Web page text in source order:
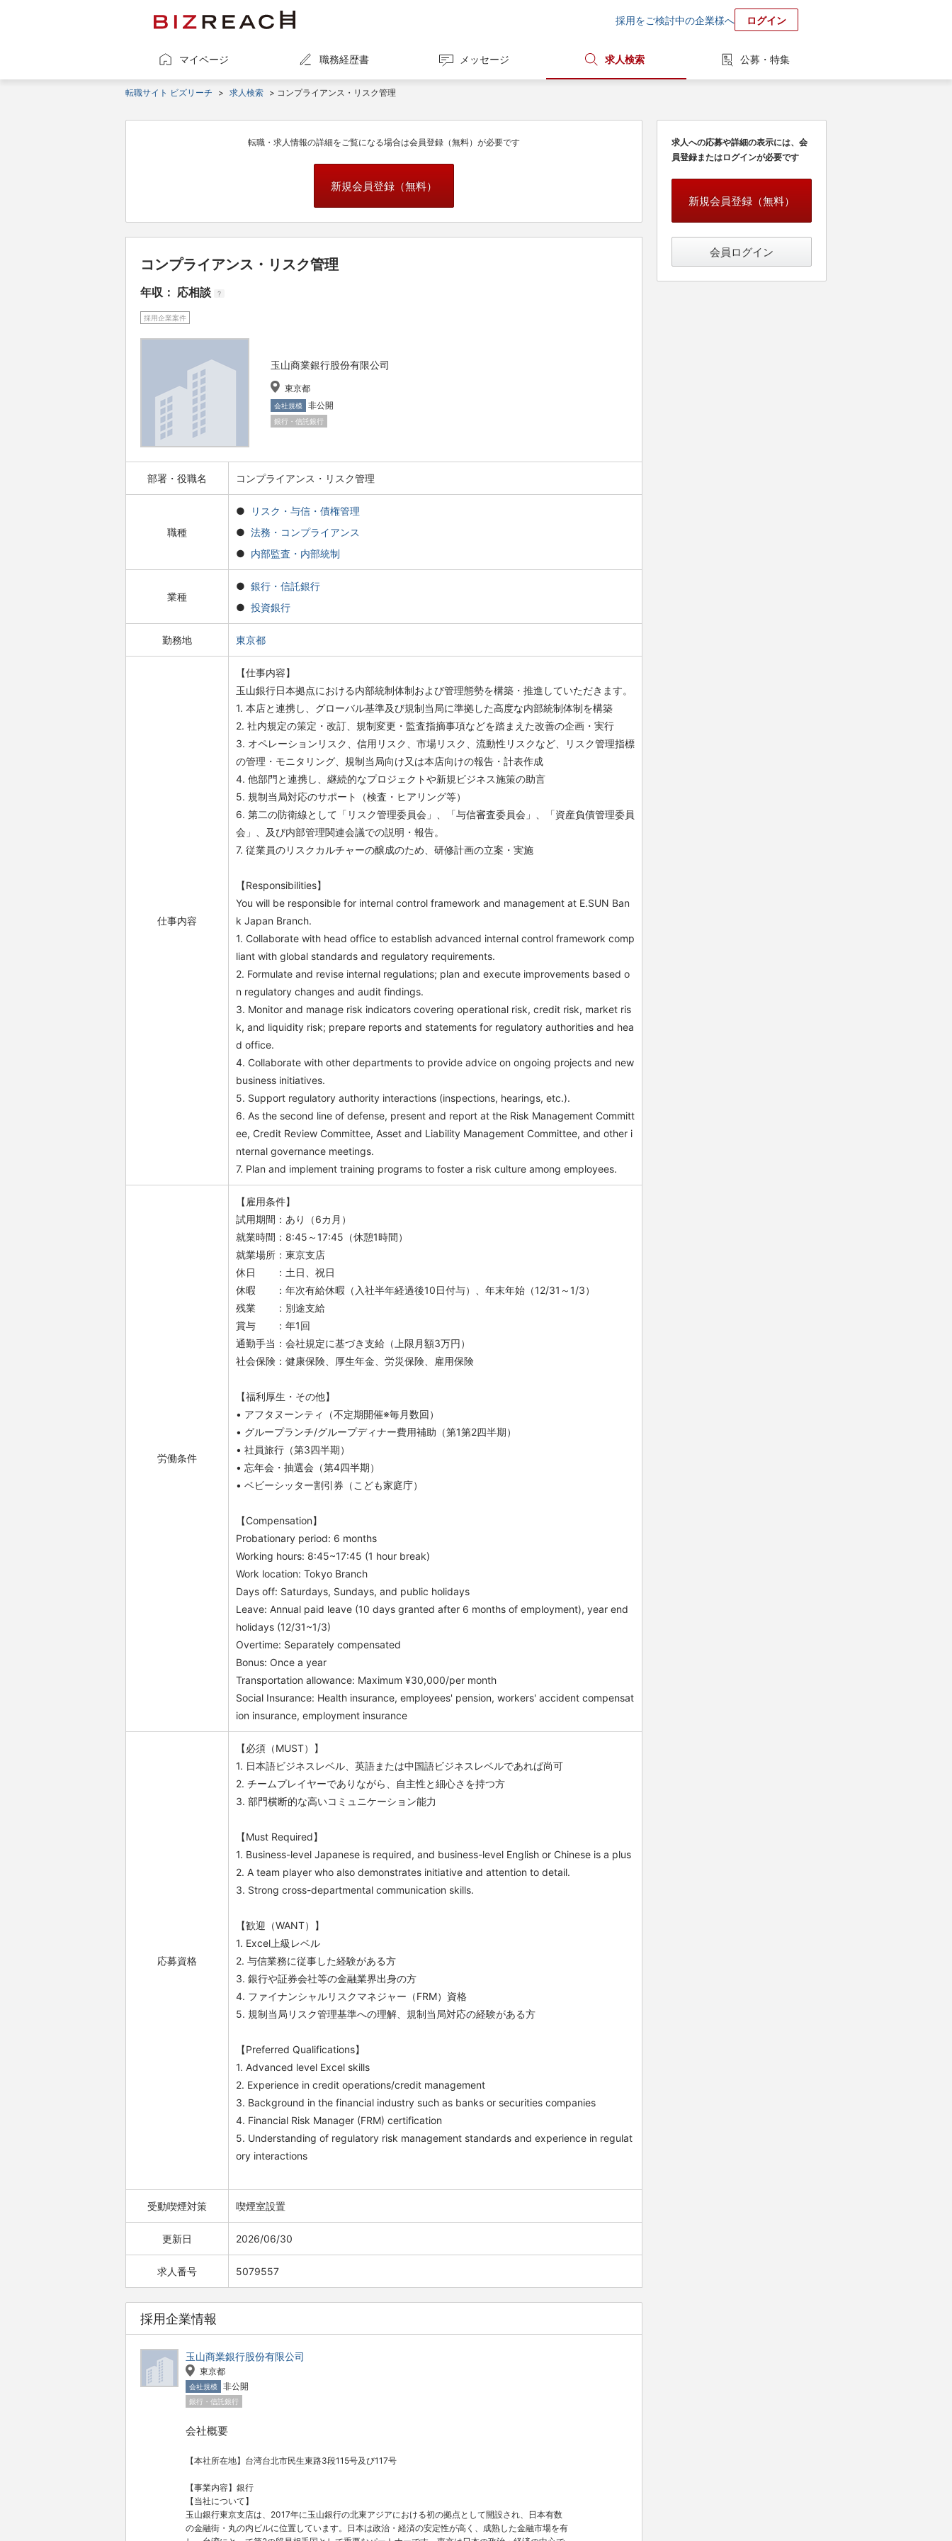
採用をご検討中の企業様へ ログイン
マイページ 職務経歴書 メッセージ 求人検索 公募・特集
転職サイト ビズリーチ > 求人検索 > コンプライアンス・リスク管理
転職・求人情報の詳細をご覧になる場合は会員登録（無料）が必要です
新規会員登録（無料）
コンプライアンス・リスク管理
年収： 応相談 ?
採用企業案件
玉山商業銀行股份有限公司
東京都
会社規模 非公開
銀行・信託銀行
部署・役職名 コンプライアンス・リスク管理
職種
リスク・与信・債権管理
法務・コンプライアンス
内部監査・内部統制
業種
銀行・信託銀行
投資銀行
勤務地 東京都
仕事内容
【仕事内容】
玉山銀行日本拠点における内部統制体制および管理態勢を構築・推進していただきます。
1. 本店と連携し、グローバル基準及び規制当局に準拠した高度な内部統制体制を構築
2. 社内規定の策定・改訂、規制変更・監査指摘事項などを踏まえた改善の企画・実行
3. オペレーションリスク、信用リスク、市場リスク、流動性リスクなど、リスク管理指標
の管理・モニタリング、規制当局向け又は本店向けの報告・計表作成
4. 他部門と連携し、継続的なプロジェクトや新規ビジネス施策の助言
5. 規制当局対応のサポート（検査・ヒアリング等）
6. 第二の防衛線として「リスク管理委員会」、「与信審査委員会」、「資産負債管理委員
会」、及び内部管理関連会議での説明・報告。
7. 従業員のリスクカルチャーの醸成のため、研修計画の立案・実施
【Responsibilities】
You will be responsible for internal control framework and management at E.SUN Ban
k Japan Branch.
1. Collaborate with head office to establish advanced internal control framework comp
liant with global standards and regulatory requirements.
2. Formulate and revise internal regulations; plan and execute improvements based o
n regulatory changes and audit findings.
3. Monitor and manage risk indicators covering operational risk, credit risk, market ris
k, and liquidity risk; prepare reports and statements for regulatory authorities and hea
d office.
4. Collaborate with other departments to provide advice on ongoing projects and new
business initiatives.
5. Support regulatory authority interactions (inspections, hearings, etc.).
6. As the second line of defense, present and report at the Risk Management Committ
ee, Credit Review Committee, Asset and Liability Management Committee, and other i
nternal governance meetings.
7. Plan and implement training programs to foster a risk culture among employees.
労働条件
【雇用条件】
試用期間：あり（6カ月）
就業時間：8:45～17:45（休憩1時間）
就業場所：東京支店
休日 ：土日、祝日
休暇 ：年次有給休暇（入社半年経過後10日付与）、年末年始（12/31～1/3）
残業 ：別途支給
賞与 ：年1回
通勤手当：会社規定に基づき支給（上限月額3万円）
社会保険：健康保険、厚生年金、労災保険、雇用保険
【福利厚生・その他】
• アフタヌーンティ（不定期開催※毎月数回）
• グループランチ/グループディナー費用補助（第1第2四半期）
• 社員旅行（第3四半期）
• 忘年会・抽選会（第4四半期）
• ベビーシッター割引券（こども家庭庁）
【Compensation】
Probationary period: 6 months
Working hours: 8:45~17:45 (1 hour break)
Work location: Tokyo Branch
Days off: Saturdays, Sundays, and public holidays
Leave: Annual paid leave (10 days granted after 6 months of employment), year end
holidays (12/31~1/3)
Overtime: Separately compensated
Bonus: Once a year
Transportation allowance: Maximum ¥30,000/per month
Social Insurance: Health insurance, employees' pension, workers' accident compensat
ion insurance, employment insurance
応募資格
【必須（MUST）】
1. 日本語ビジネスレベル、英語または中国語ビジネスレベルであれば尚可
2. チームプレイヤーでありながら、自主性と細心さを持つ方
3. 部門横断的な高いコミュニケーション能力
【Must Required】
1. Business-level Japanese is required, and business-level English or Chinese is a plus
2. A team player who also demonstrates initiative and attention to detail.
3. Strong cross-departmental communication skills.
【歓迎（WANT）】
1. Excel上級レベル
2. 与信業務に従事した経験がある方
3. 銀行や証券会社等の金融業界出身の方
4. ファイナンシャルリスクマネジャー（FRM）資格
5. 規制当局リスク管理基準への理解、規制当局対応の経験がある方
【Preferred Qualifications】
1. Advanced level Excel skills
2. Experience in credit operations/credit management
3. Background in the financial industry such as banks or securities companies
4. Financial Risk Manager (FRM) certification
5. Understanding of regulatory risk management standards and experience in regulat
ory interactions
受動喫煙対策 喫煙室設置
更新日 2026/06/30
求人番号 5079557
採用企業情報
玉山商業銀行股份有限公司
東京都
会社規模 非公開
銀行・信託銀行
会社概要
【本社所在地】台湾台北市民生東路3段115号及び117号
【事業内容】銀行
【当社について】
玉山銀行東京支店は、2017年に玉山銀行の北東アジアにおける初の拠点として開設され、日本有数
の金融街・丸の内ビルに位置しています。日本は政治・経済の安定性が高く、成熟した金融市場を有
求人への応募や詳細の表示には、会
員登録またはログインが必要です
新規会員登録（無料）
会員ログイン